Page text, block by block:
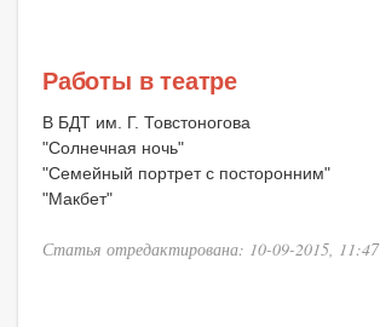
Работы в театре
В БДТ им. Г. Товстоногова
"Солнечная ночь"
"Семейный портрет с посторонним"
"Макбет"
Статья отредактирована: 10-09-2015, 11:47